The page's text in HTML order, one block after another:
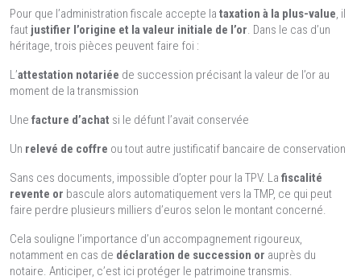
Pour que l’administration fiscale accepte la taxation à la plus-value, il
faut justifier l’origine et la valeur initiale de l’or. Dans le cas d’un
héritage, trois pièces peuvent faire foi :
L’attestation notariée de succession précisant la valeur de l’or au
moment de la transmission
Une facture d’achat si le défunt l’avait conservée
Un relevé de coffre ou tout autre justificatif bancaire de conservation
Sans ces documents, impossible d’opter pour la TPV. La fiscalité
revente or bascule alors automatiquement vers la TMP, ce qui peut
faire perdre plusieurs milliers d’euros selon le montant concerné.
Cela souligne l’importance d’un accompagnement rigoureux,
notamment en cas de déclaration de succession or auprès du
notaire. Anticiper, c’est ici protéger le patrimoine transmis.